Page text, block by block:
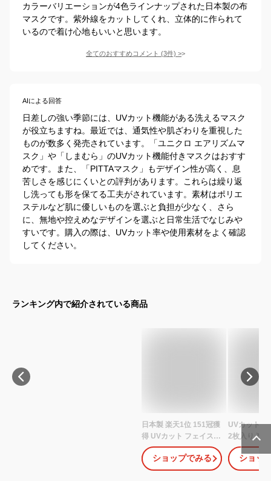
カラーバリエーションが4色ラインナップされた日本製の布
マスクです。紫外線をカットしてくれ、立体的に作られて
いるので着け心地もいいと思います。
全てのおすすめコメント (3件) >
AIによる回答
日差しの強い季節には、UVカット機能がある洗えるマスク
が役立ちますね。最近では、通気性や肌ざわりを重視した
ものが数多く発売されています。「ユニクロ エアリズムマ
スク」や「しまむら」のUVカット機能付きマスクはおすす
めです。また、「PITTAマスク」もデザイン性が高く、息
苦しさを感じにくいとの評判があります。これらは繰り返
し洗っても形を保てる工夫がされています。素材はポリエ
ステルなど肌に優しいものを選ぶと負担が少なく、さら
に、無地や控えめなデザインを選ぶと日常生活でなじみや
すいです。購入の際は、UVカット率や使用素材をよく確認
してください。
ランキング内で紹介されている商品
日本製 楽天1位 151冠獲
得 UVカット フェイスカ
バー uvカット UVマスク
日焼け防止 日焼け対策
UPF50+ SPF100 リカバ
ショップでみる
UVカット
2枚入り 楽
スキンケア
ケア シロノ
White
ショッ